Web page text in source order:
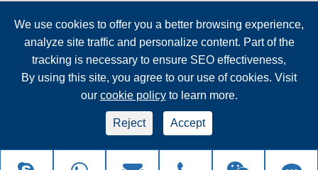
Blue Icon (Tianjin) Technology Co., Ltd.
خريطة الموقع سياسة الخصوصية
We use cookies to offer you a better browsing experience,
analyze site traffic and personalize content. Part of the
tracking is necessary to ensure SEO effectiveness,
By using this site, you agree to our use of cookies. Visit
our cookie policyto learn more.
Reject Accept